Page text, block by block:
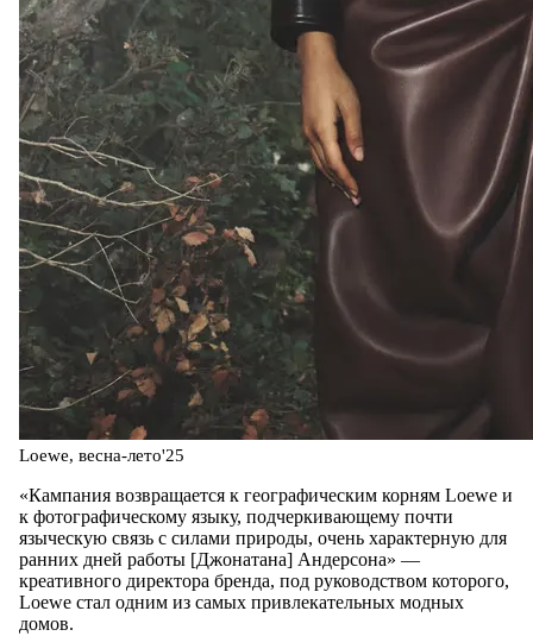
Loewe, весна-лето'25
«Кампания возвращается к географическим корням Loewe и
к фотографическому языку, подчеркивающему почти
языческую связь с силами природы, очень характерную для
ранних дней работы [Джонатана] Андерсона» —
креативного директора бренда, под руководством которого,
Loewe стал одним из самых привлекательных модных
домов.